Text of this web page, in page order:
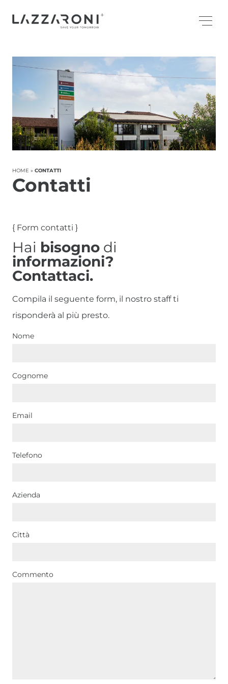
HOME » CONTATTI
Contatti
{ Form contatti }
Hai bisogno di
informazioni?
Contattaci.
Compila il seguente form, il nostro staff ti
risponderà al più presto.
Nome
Cognome
Email
Telefono
Azienda
Città
Commento